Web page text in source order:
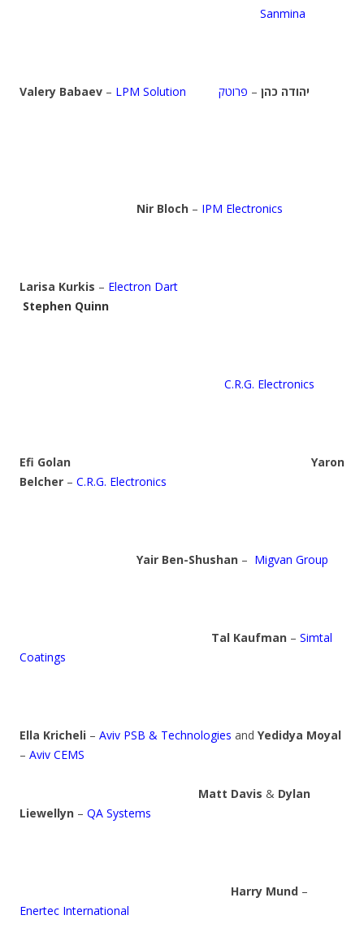
Sanmina
Valery Babaev – LPM Solution יהודה כהן – פרוטק
Nir Bloch – IPM Electronics
Larisa Kurkis – Electron Dart
Stephen Quinn
C.R.G. Electronics
Efi Golan
Yaron
Belcher – C.R.G. Electronics
Yair Ben-Shushan – Migvan Group
Tal Kaufman – Simtal
Coatings
Ella Kricheli – Aviv PSB & Technologies and Yedidya Moyal
– Aviv CEMS
Matt Davis & Dylan
Liewellyn – QA Systems
Harry Mund –
Enertec International